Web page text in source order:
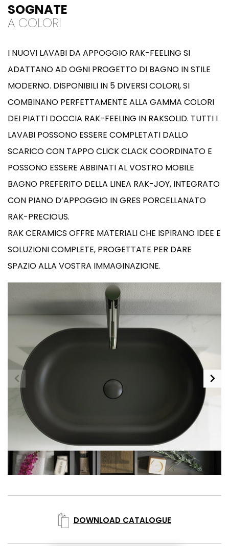
SOGNATE
A COLORI
I NUOVI LAVABI DA APPOGGIO RAK-FEELING SI
ADATTANO AD OGNI PROGETTO DI BAGNO IN STILE
MODERNO. DISPONIBILI IN 5 DIVERSI COLORI, SI
COMBINANO PERFETTAMENTE ALLA GAMMA COLORI
DEI PIATTI DOCCIA RAK-FEELING IN RAKSOLID. TUTTI I
LAVABI POSSONO ESSERE COMPLETATI DALLO
SCARICO CON TAPPO CLICK CLACK COORDINATO E
POSSONO ESSERE ABBINATI AL VOSTRO MOBILE
BAGNO PREFERITO DELLA LINEA RAK-JOY, INTEGRATO
CON PIANO D’APPOGGIO IN GRES PORCELLANATO
RAK-PRECIOUS.
RAK CERAMICS OFFRE MATERIALI CHE ISPIRANO IDEE E
SOLUZIONI COMPLETE, PROGETTATE PER DARE
SPAZIO ALLA VOSTRA IMMAGINAZIONE.
DOWNLOAD CATALOGUE